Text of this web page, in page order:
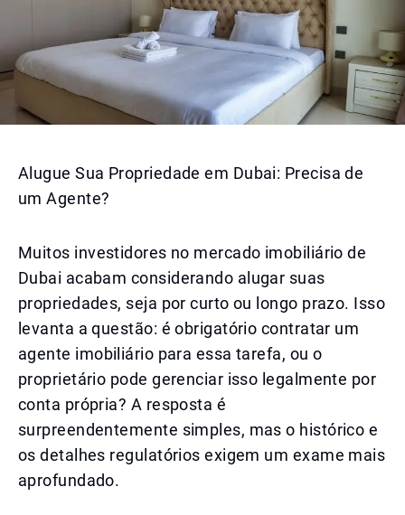
Alugue Sua Propriedade em Dubai: Precisa de
um Agente?
Muitos investidores no mercado imobiliário de
Dubai acabam considerando alugar suas
propriedades, seja por curto ou longo prazo. Isso
levanta a questão: é obrigatório contratar um
agente imobiliário para essa tarefa, ou o
proprietário pode gerenciar isso legalmente por
conta própria? A resposta é
surpreendentemente simples, mas o histórico e
os detalhes regulatórios exigem um exame mais
aprofundado.